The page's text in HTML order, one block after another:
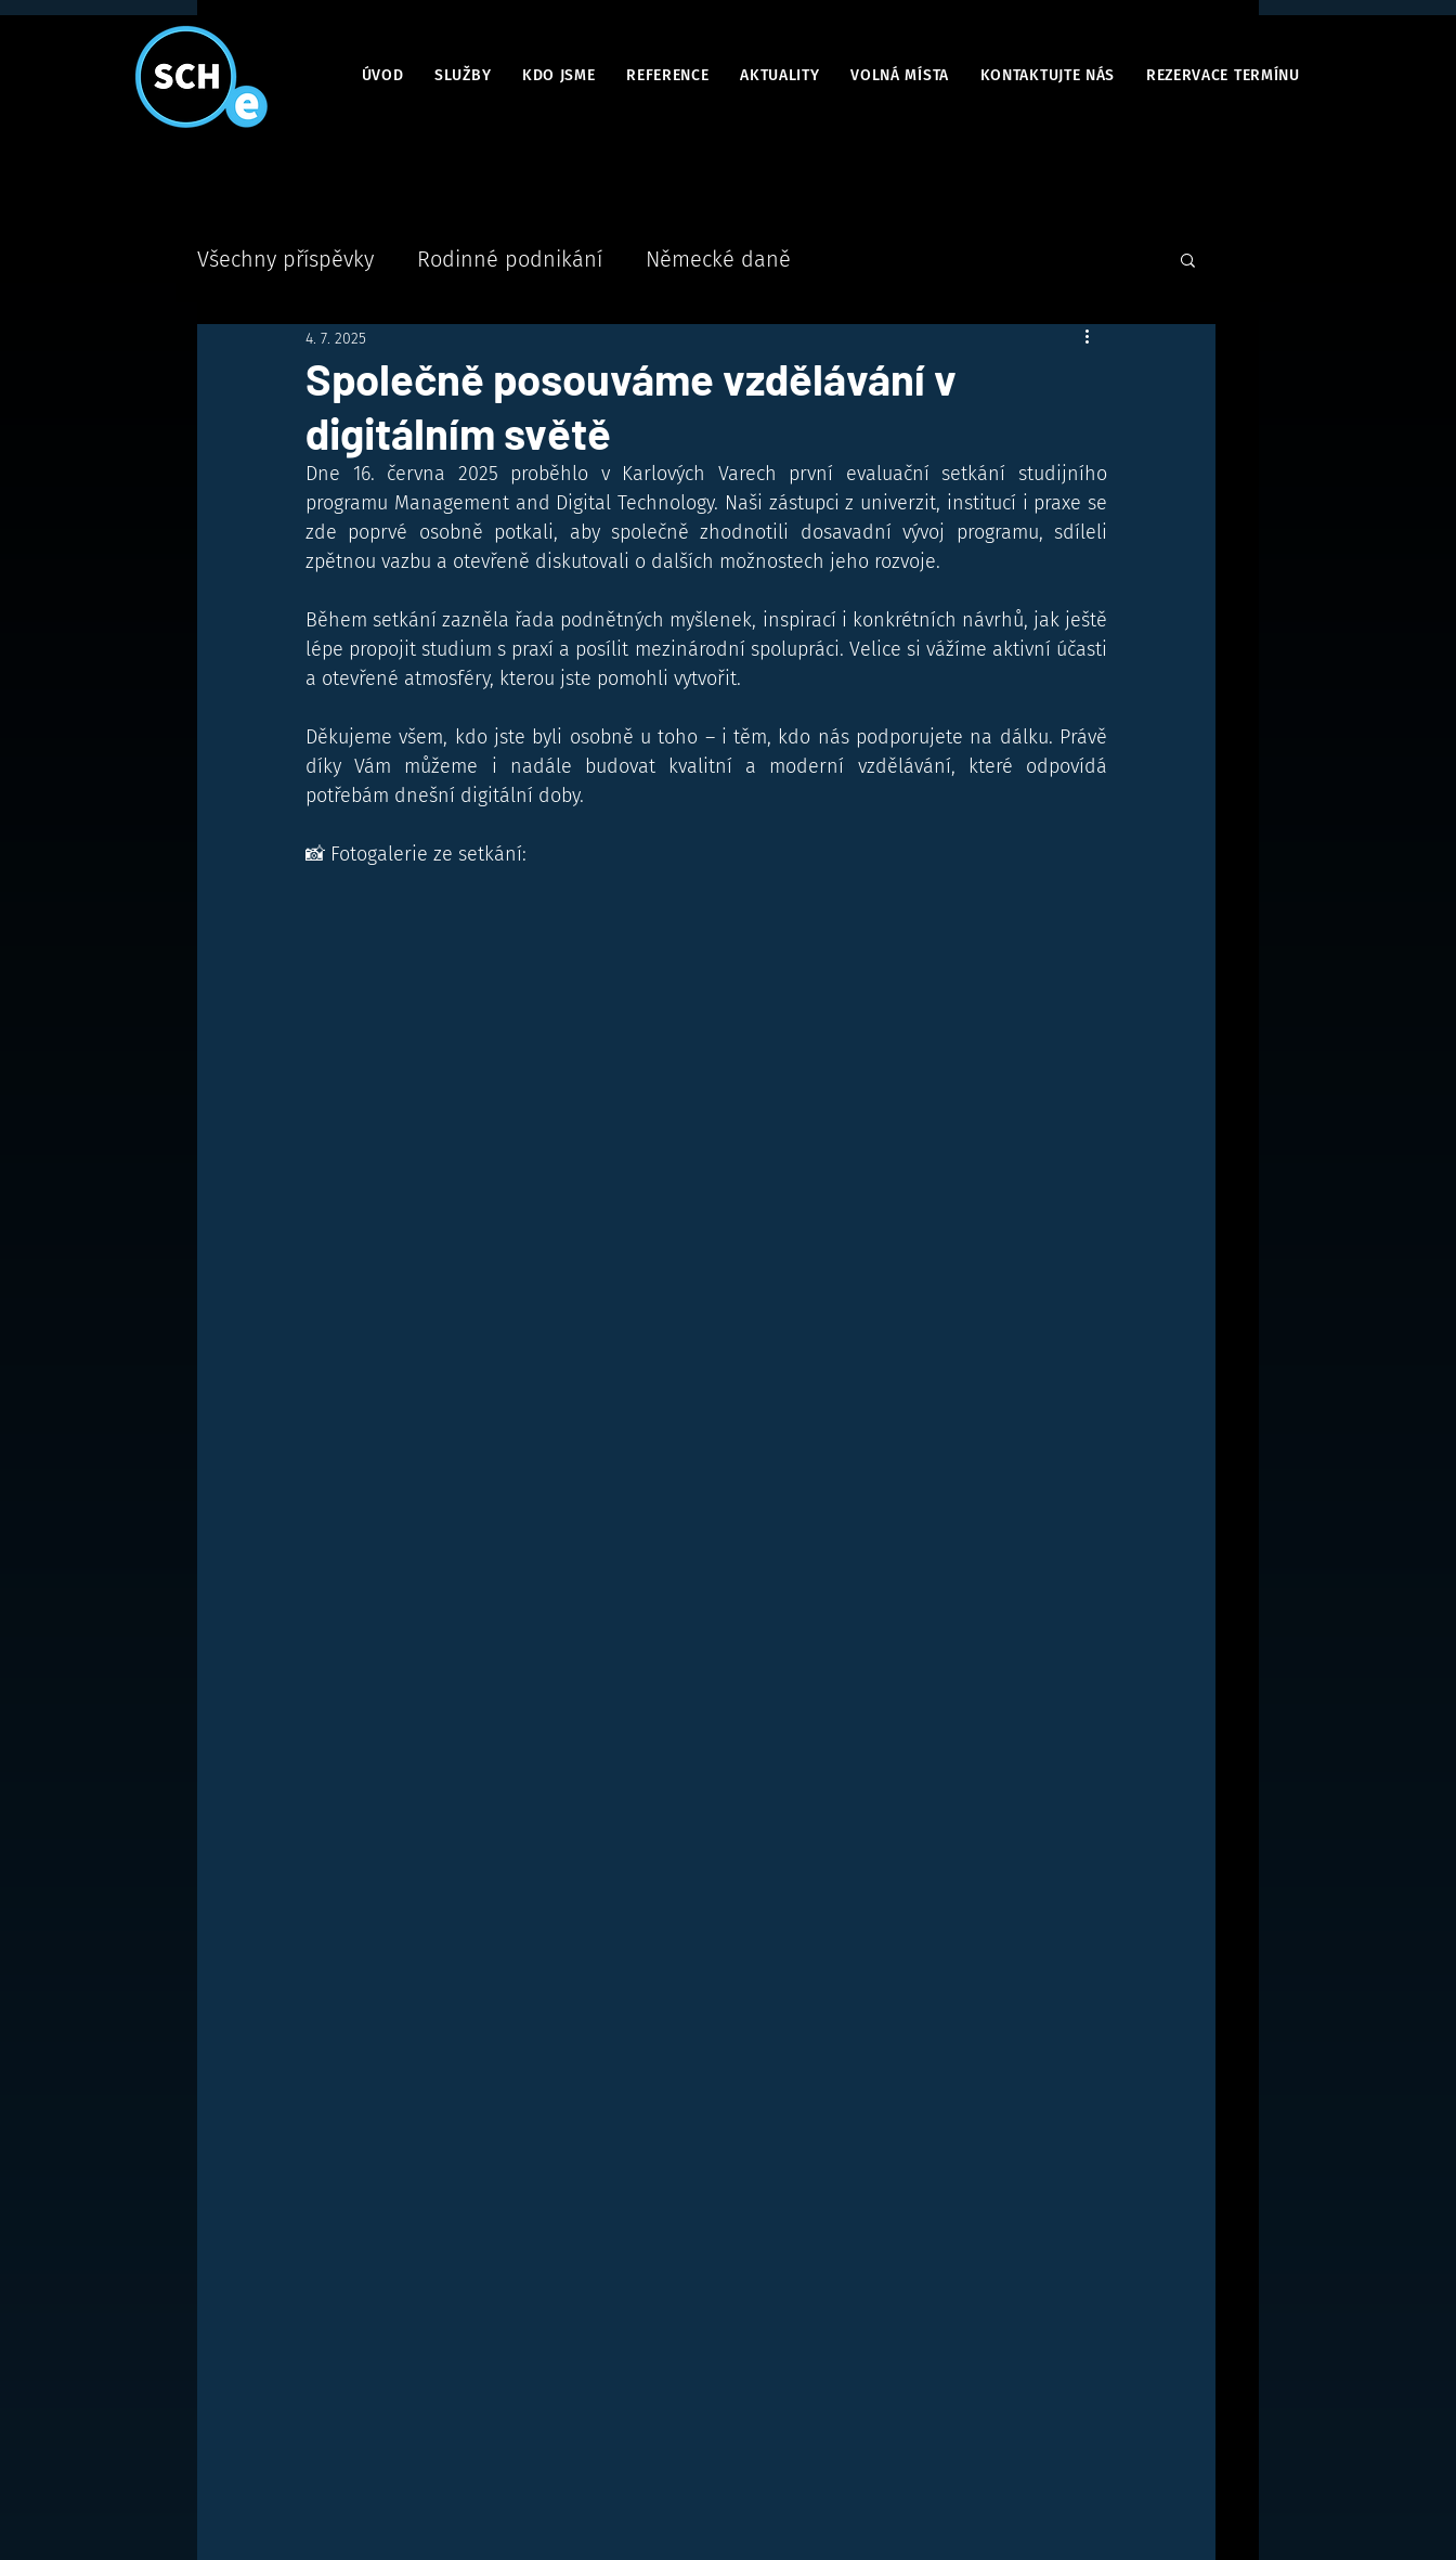
ÚVOD SLUŽBY KDO JSME REFERENCE AKTUALITY VOLNÁ MÍSTA KONTAKTUJTE NÁS REZERVACE TERMÍNU
Všechny příspěvky Rodinné podnikání Německé daně
Společně posouváme vzdělávání v
digitálním světě
4. 7. 2025
Dne 16. června 2025 proběhlo v Karlových Varech první evaluační setkání studijního
programu Management and Digital Technology. Naši zástupci z univerzit, institucí i praxe se
zde poprvé osobně potkali, aby společně zhodnotili dosavadní vývoj programu, sdíleli
zpětnou vazbu a otevřeně diskutovali o dalších možnostech jeho rozvoje.
Během setkání zazněla řada podnětných myšlenek, inspirací i konkrétních návrhů, jak ještě
lépe propojit studium s praxí a posílit mezinárodní spolupráci. Velice si vážíme aktivní účasti
a otevřené atmosféry, kterou jste pomohli vytvořit.
Děkujeme všem, kdo jste byli osobně u toho – i těm, kdo nás podporujete na dálku. Právě
díky Vám můžeme i nadále budovat kvalitní a moderní vzdělávání, které odpovídá
potřebám dnešní digitální doby.
📸 Fotogalerie ze setkání: